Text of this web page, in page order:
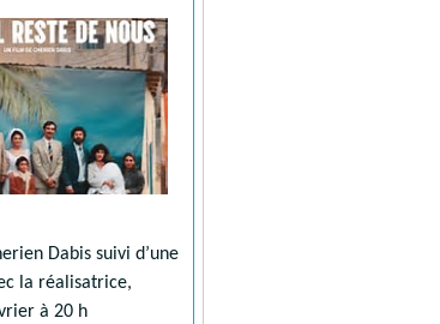
Dabis suivi d’une
la réalisatrice,
à 20 h